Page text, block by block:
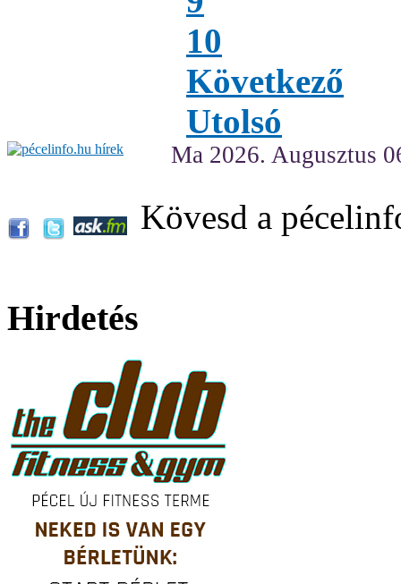
10
Következő
Utolsó
Ma 2026. Augusztus
Kövesd a
Hirdetés